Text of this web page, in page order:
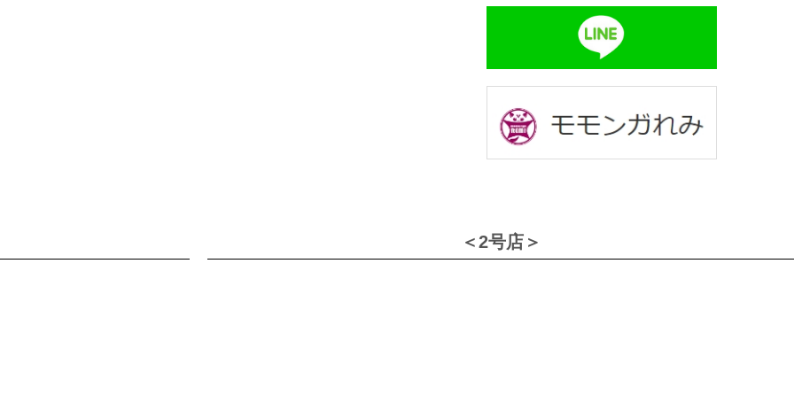
＜2号店＞